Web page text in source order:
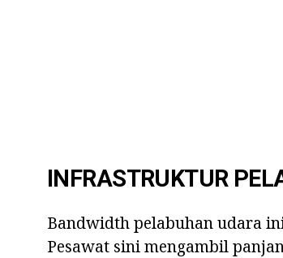
INFRASTRUKTUR
Bandwidth pelabuhan udara
Pesawat sini mengambil